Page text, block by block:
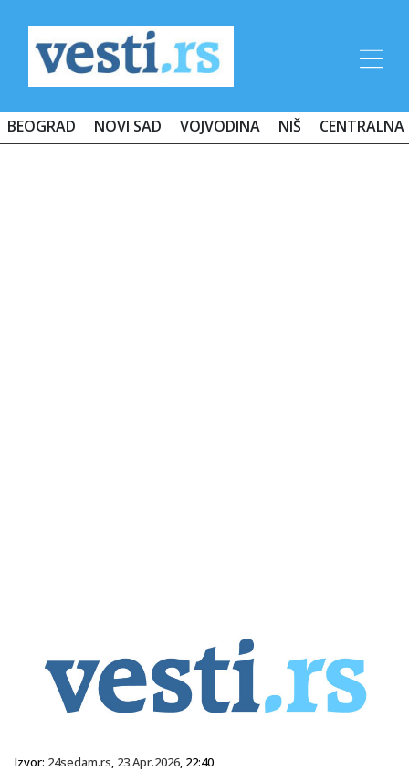
BEOGRAD NOVI SAD VOJVODINA NIŠ CENTRALNA
Izvor: 24sedam.rs, 23.Apr.2026, 22:40